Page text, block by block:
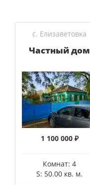
с. Елизаветовка
Частный дом
1 100 000 ₽
Комнат: 4
S: 50.00 кв. м.